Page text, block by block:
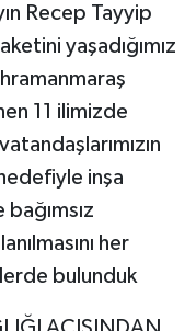
Recep Tayyip
yaşadığımız
11 ilimizde
inşa
her
bulunduk